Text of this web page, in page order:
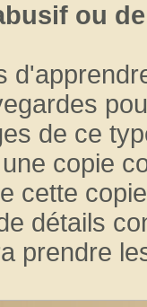
ou
de ce
copie
cette
détails
prendre